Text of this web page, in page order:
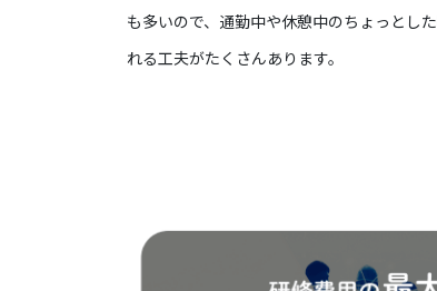
も多いので、通勤中や休憩中のちょっとし
れる工夫がたくさんあります。